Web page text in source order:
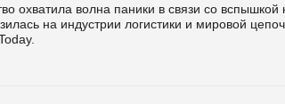
охватила волна паники в связи со вспышкой
на индустрии логистики и мировой